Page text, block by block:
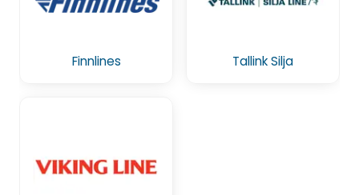
Finnlines Tallink Silja